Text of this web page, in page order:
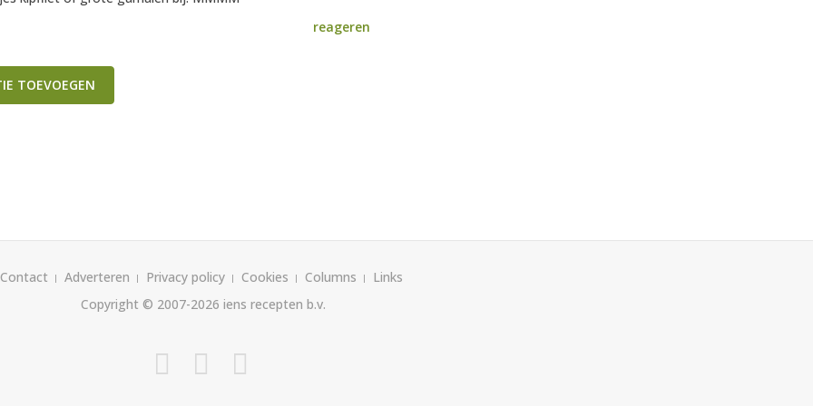
reageren
TOEVOEGEN
Contact Adverteren Privacy policy Cookies Columns
Links
Copyright © 2007-2026 iens recepten b.v.